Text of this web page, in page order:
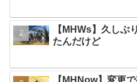
【MHWs】久しぶ
たんだけど
【MHNow】変更